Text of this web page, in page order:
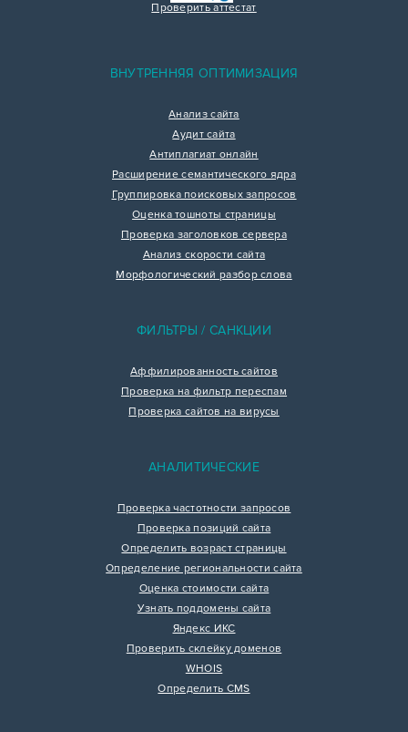
Проверить аттестат
ВНУТРЕННЯЯ ОПТИМИЗАЦИЯ
Анализ сайта
Аудит сайта
Антиплагиат онлайн
Расширение семантического ядра
Группировка поисковых запросов
Оценка тошноты страницы
Проверка заголовков сервера
Анализ скорости сайта
Морфологический разбор слова
ФИЛЬТРЫ / САНКЦИИ
Аффилированность сайтов
Проверка на фильтр переспам
Проверка сайтов на вирусы
АНАЛИТИЧЕСКИЕ
Проверка частотности запросов
Проверка позиций сайта
Определить возраст страницы
Определение региональности сайта
Оценка стоимости сайта
Узнать поддомены сайта
Яндекс ИКС
Проверить склейку доменов
WHOIS
Определить CMS